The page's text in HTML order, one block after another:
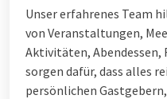
Unser erfahrenes Team
von Veranstaltungen,
Aktivitäten, Abendessen,
sorgen dafür, dass alles
persönlichen Gastgebern,